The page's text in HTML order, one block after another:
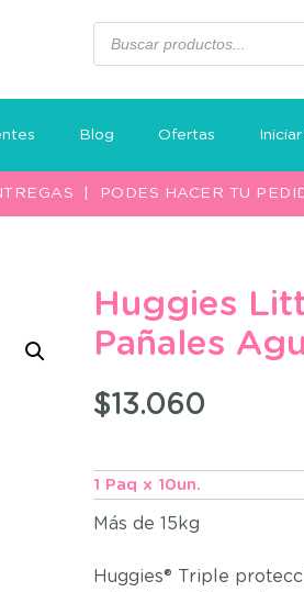
Blog Ofertas
| PODES HACER TU
Huggies
Pañales
$ 13.060
1 Paq x 10un.
Más de 15kg
Huggies® Triple